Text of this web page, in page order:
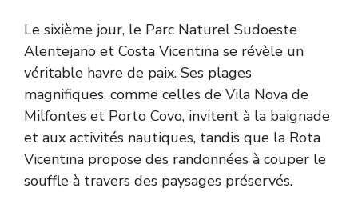
Le sixième jour, le Parc Naturel Sudoeste
Alentejano et Costa Vicentina se révèle un
véritable havre de paix. Ses plages
magnifiques, comme celles de Vila Nova de
Milfontes et Porto Covo, invitent à la baignade
et aux activités nautiques, tandis que la Rota
Vicentina propose des randonnées à couper le
souffle à travers des paysages préservés.